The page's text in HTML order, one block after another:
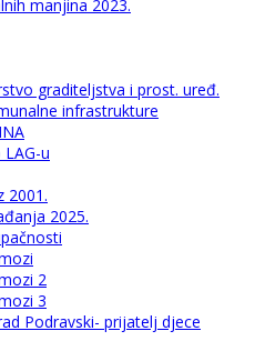
manjina 2023.
graditeljstva i prost. uređ.
infrastrukture
LAG-u
2001.
2025.
2
3
Podravski- prijatelj djece